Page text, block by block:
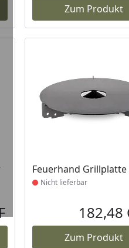
Zum Produkt
Aktueller Preis
Feuerhand Grillplatte
Produkt nicht lieferbar
Nicht lieferbar
182,48
Zum Produkt